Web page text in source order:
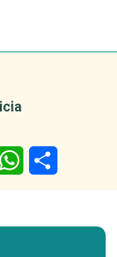
WhatsApp